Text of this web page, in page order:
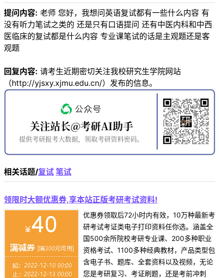
提问内容: 老师 您好，我想问英语复试都有一些什么内容 有
没有听力笔试之类的 还是只有口语提问 还有中医内科和中西
医临床的复试都是什么内容 专业课笔试的话是主观题还是客
观题
回复内容: 请考生近期密切关注我校研究生学院网站
（http://yjsxy.xjmu.edu.cn/）发布的信息。
相关话题/复试 笔试
领限时大额优惠券,享本站正版考研考试资料!
优惠券领取后72小时内有效，10万种最新考
研考试考证类电子打印资料任你选。涵盖全
国500余所院校考研专业课、200多种职业
资格考试、1100多种经典教材，产品类型包
含电子书、题库、全套资料以及视频，无论
您是考研复习、考证刷题，还是考前冲刺